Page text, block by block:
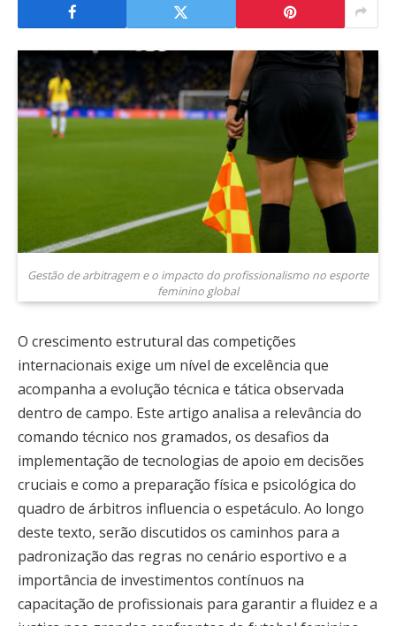
Gestão de arbitragem e o impacto do profissionalismo no esporte
feminino global
O crescimento estrutural das competições
internacionais exige um nível de excelência que
acompanha a evolução técnica e tática observada
dentro de campo. Este artigo analisa a relevância do
comando técnico nos gramados, os desafios da
implementação de tecnologias de apoio em decisões
cruciais e como a preparação física e psicológica do
quadro de árbitros influencia o espetáculo. Ao longo
deste texto, serão discutidos os caminhos para a
padronização das regras no cenário esportivo e a
importância de investimentos contínuos na
capacitação de profissionais para garantir a fluidez e a